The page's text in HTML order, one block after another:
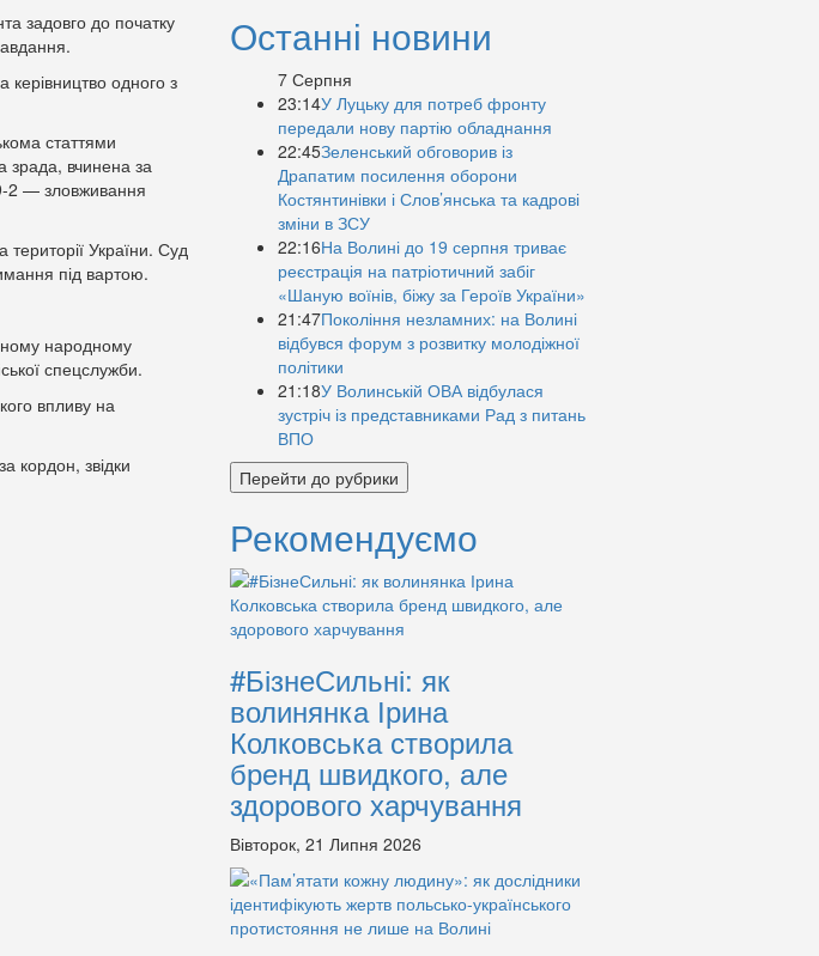
задовго до початку
одного з
статтями
зрада, вчинена за
2 — зловживання
України. Суд
під вартою.
народному
спецслужби.
впливу на
кордон, звідки
Останні новини
7 Серпня
23:14У Луцьку для потреб фронту
передали нову партію обладнання
22:45Зеленський обговорив із
Драпатим посилення оборони
Костянтинівки і Слов’янська та кадрові
зміни в ЗСУ
22:16На Волині до 19 серпня триває
реєстрація на патріотичний забіг
«Шаную воїнів, біжу за Героїв України»
21:47Покоління незламних: на Волині
відбувся форум з розвитку молодіжної
політики
21:18У Волинській ОВА відбулася
зустріч із представниками Рад з питань
ВПО
Перейти до рубрики
Рекомендуємо
#БізнеСильні: як
волинянка Ірина
Колковська створила
бренд швидкого, але
здорового харчування
Вівторок, 21 Липня 2026